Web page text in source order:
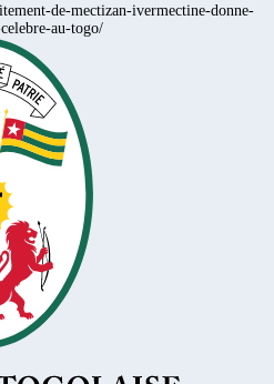
de-mectizan-ivermectine-donne-
au-togo/